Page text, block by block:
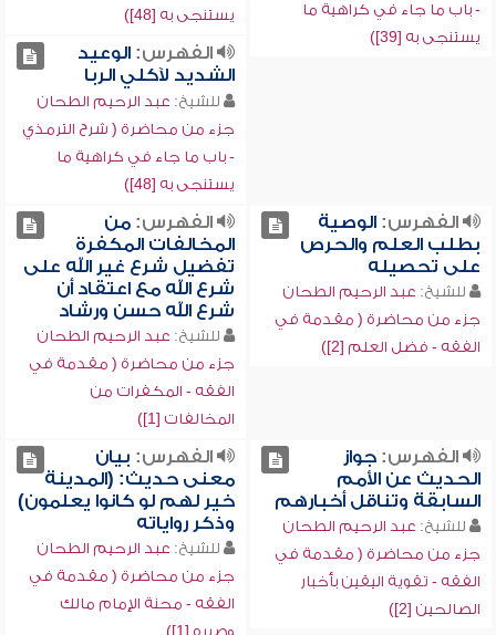
- باب ما جاء في كراهية ما
يستنجى به [39])
يستنجى به [48])
الفهرس:الوعيد
الشديد لآكلي الربا
للشيخ: عبد الرحيم الطحان
جزء من محاضرة ( شرح الترمذي
- باب ما جاء في كراهية ما
يستنجى به [48])
الفهرس:الوصية
بطلب العلم والحرص
على تحصيله
للشيخ: عبد الرحيم الطحان
جزء من محاضرة ( مقدمة في
الفقه - فضل العلم [2])
الفهرس:من
المخالفات المكفرة
تفضيل شرع غير الله على
شرع الله مع اعتقاد أن
شرع الله حسن ورشاد
للشيخ: عبد الرحيم الطحان
جزء من محاضرة ( مقدمة في
الفقه - المكفرات من
المخالفات [1])
الفهرس:جواز
الحديث عن الأمم
السابقة وتناقل أخبارهم
للشيخ: عبد الرحيم الطحان
جزء من محاضرة ( مقدمة في
الفقه - تقوية اليقين بأخبار
الصالحين [2])
الفهرس: بيان
معنى حديث: (المدينة
خير لهم لو كانوا يعلمون)
وذكر رواياته
للشيخ: عبد الرحيم الطحان
جزء من محاضرة ( مقدمة في
الفقه - محنة الإمام مالك
وصبره [1])